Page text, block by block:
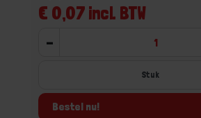
€ 0,07 incl. BTW
-
Bestel nu!